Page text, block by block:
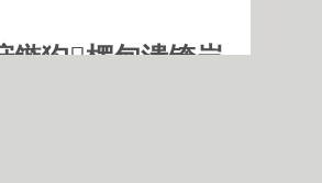
鏃犳椤甸潰锛岃